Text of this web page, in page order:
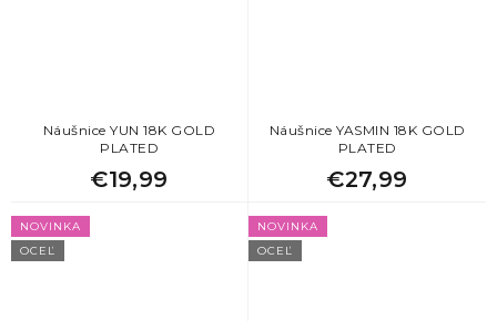
Náušnice YUN 18K GOLD
PLATED
€19,99
Náušnice YASMIN 18K GOLD
PLATED
€27,99
NOVINKA
OCEĽ
NOVINKA
OCEĽ